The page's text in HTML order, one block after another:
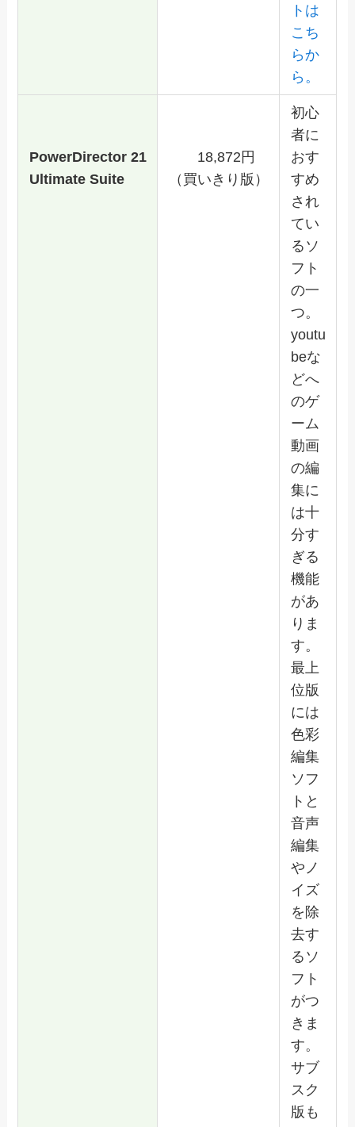
トは
こち
らか
ら。
PowerDirector 21
Ultimate Suite
18,872円
（買いきり版）
初心
者に
おす
すめ
され
てい
るソ
フト
の一
つ。
youtu
beな
どへ
のゲ
ーム
動画
の編
集に
は十
分す
ぎる
機能
があ
りま
す。
最上
位版
には
色彩
編集
ソフ
トと
音声
編集
やノ
イズ
を除
去す
るソ
フト
がつ
きま
す。
サブ
スク
版も